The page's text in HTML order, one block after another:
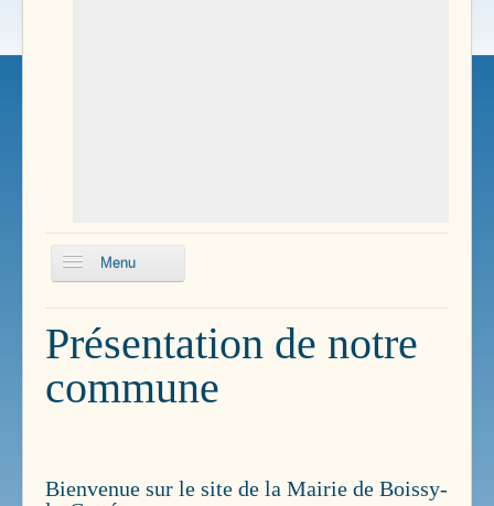
Menu
Histoire
Tourisme
L'équipe municipale
Présentation de notre
commune
Bienvenue sur le site de la Mairie de Boissy-